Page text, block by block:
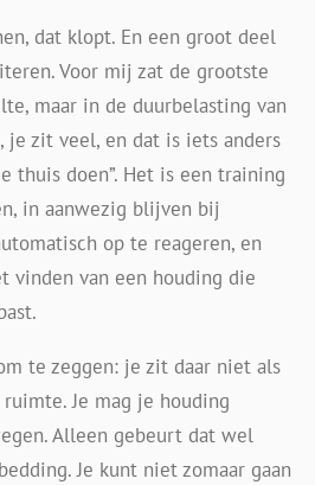
dat klopt. En een groot deel
Voor mij zat de grootste
maar in de duurbelasting van
je zit veel, en dat is iets anders
thuis doen”. Het is een training
in aanwezig blijven bij
op te reageren, en
van een houding die
te zeggen: je zit daar niet als
Je mag je houding
Alleen gebeurt dat wel
Je kunt niet zomaar gaan